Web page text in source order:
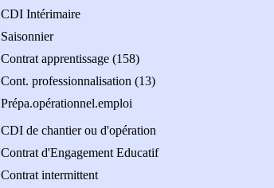
CDI Intérimaire
Saisonnier
Contrat apprentissage (158)
Cont. professionnalisation (13)
Prépa.opérationnel.emploi
CDI de chantier ou d'opération
Contrat d'Engagement Educatif
Contrat intermittent